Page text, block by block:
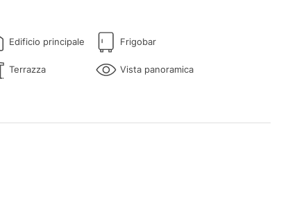
Edificio principale Frigobar
Terrazza Vista panoramica